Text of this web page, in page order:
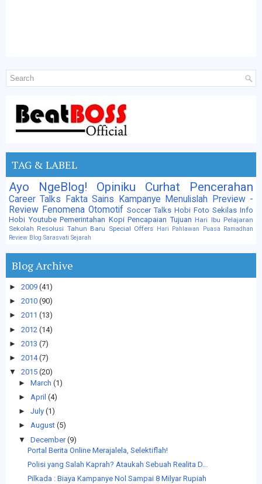
TAG & LABEL
Ayo NgeBlog!
Opiniku Curhat Pencerahan
Career Talks Fakta Sains Kampanye Menulislah
Preview -
Review Fenomena Otomotif Soccer Talks Hobi Foto Sekilas Info
Hobi Youtube Pemerintahan Kopi Pencapaian Tujuan Hari Ibu Pelajaran
Sekolah Resolusi Tahun Baru Special Offers Hari Pahlawan Puasa Ramadhan
Review Blog Sarasvati Sejarah
Blog Archive
► 2009 (41)
► 2010 (90)
► 2011 (13)
► 2012 (14)
► 2013 (7)
► 2014(7)
▼ 2015 (20)
► March (1)
► April (4)
► July (1)
► August (5)
▼ December(9)
Portal Berita Online Merajalela, Selektiflah!
Polisi yang Salah Kaprah? Ataukah Sebuah Realita D...
Pilkada : Biaya Kampanye Nol Sampai 8 Milyar Rupiah